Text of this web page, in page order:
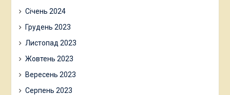
Січень 2024
Грудень 2023
Листопад 2023
Жовтень 2023
Вересень 2023
Серпень 2023